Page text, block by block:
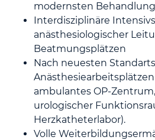
modernsten
Interdisziplinäre
anästhesiologischer
Beatmungsplätzen
Nach neuesten
ambulantes OP-
urologischer
Herzkatheterlabor).
Volle